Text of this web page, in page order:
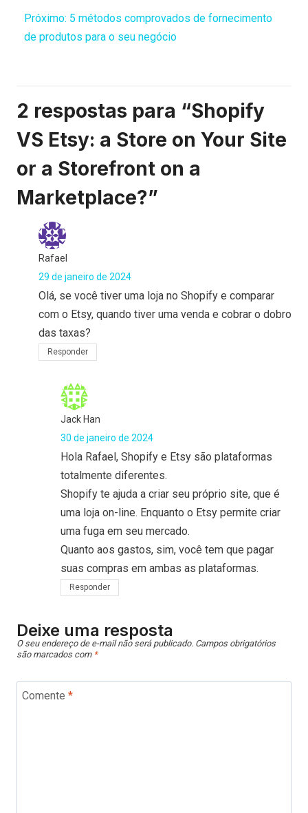
Próximo: 5 métodos comprovados de fornecimento
de produtos para o seu negócio
2 respostas para “Shopify
VS Etsy: a Store on Your Site
or a Storefront on a
Marketplace?”
Rafael
29 de janeiro de 2024
Olá, se você tiver uma loja no Shopify e comparar
com o Etsy, quando tiver uma venda e cobrar o dobro
das taxas?
Responder
Jack Han
30 de janeiro de 2024
Hola Rafael, Shopify e Etsy são plataformas
totalmente diferentes.
Shopify te ajuda a criar seu próprio site, que é
uma loja on-line. Enquanto o Etsy permite criar
uma fuga em seu mercado.
Quanto aos gastos, sim, você tem que pagar
suas compras em ambas as plataformas.
Responder
Deixe uma resposta
O seu endereço de e-mail não será publicado. Campos obrigatórios
são marcados com *
Comente *